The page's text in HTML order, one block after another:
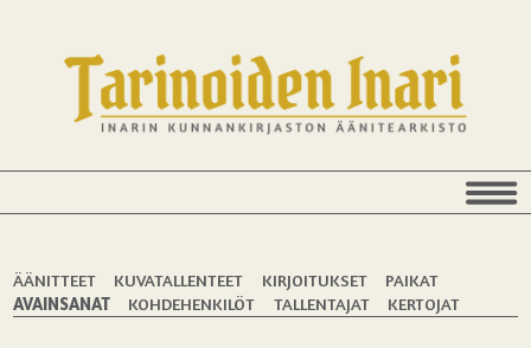
ÄÄNITTEET KUVATALLENTEET KIRJOITUKSET
PAIKAT
AVAINSANAT
KOHDEHENKILÖT TALLENTAJAT KERTOJAT